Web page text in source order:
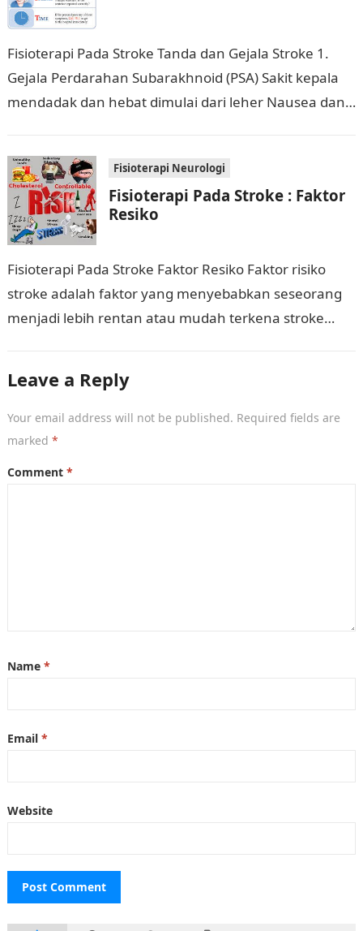
Fisioterapi Pada Stroke Tanda dan Gejala Stroke 1.
Gejala Perdarahan Subarakhnoid (PSA) Sakit kepala
mendadak dan hebat dimulai dari leher Nausea dan
Fisioterapi Neurologi
Fisioterapi Pada Stroke : Faktor
Resiko
Fisioterapi Pada Stroke Faktor Resiko Faktor risiko
stroke adalah faktor yang menyebabkan seseorang
menjadi lebih rentan atau mudah terkena stroke
Leave a Reply
Your email address will not be published. Required fields are
marked *
Comment *
Name *
Email *
Website